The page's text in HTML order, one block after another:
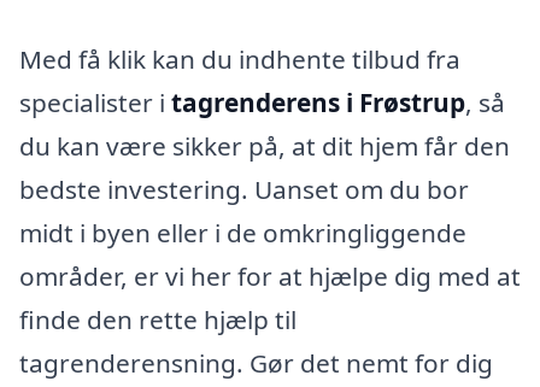
Med få klik kan du indhente tilbud fra
specialister i tagrenderens i Frøstrup, så
du kan være sikker på, at dit hjem får den
bedste investering. Uanset om du bor
midt i byen eller i de omkringliggende
områder, er vi her for at hjælpe dig med at
finde den rette hjælp til
tagrenderensning. Gør det nemt for dig